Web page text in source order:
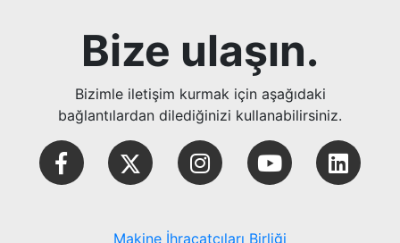
Bize ulaşın.
Bizimle iletişim kurmak için aşağıdaki
bağlantılardan dilediğinizi kullanabilirsiniz.
Makine İhracatçıları Birliği